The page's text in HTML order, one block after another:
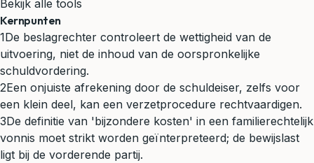
Bekijk alle tools
Kernpunten
1De beslagrechter controleert de wettigheid van de
uitvoering, niet de inhoud van de oorspronkelijke
schuldvordering.
2Een onjuiste afrekening door de schuldeiser, zelfs voor
een klein deel, kan een verzetprocedure rechtvaardigen.
3De definitie van 'bijzondere kosten' in een familierechtelijk
vonnis moet strikt worden geïnterpreteerd; de bewijslast
ligt bij de vorderende partij.